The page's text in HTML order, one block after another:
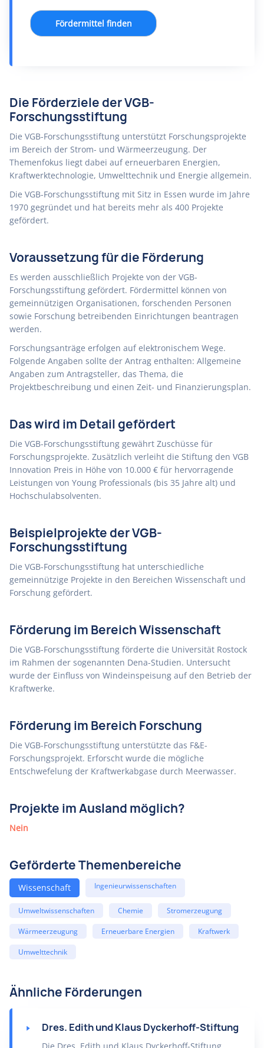
Fördermittel finden
Die Förderziele der VGB-
Forschungsstiftung
Die VGB-Forschungsstiftung unterstützt Forschungsprojekte
im Bereich der Strom- und Wärmeerzeugung. Der
Themenfokus liegt dabei auf erneuerbaren Energien,
Kraftwerktechnologie, Umwelttechnik und Energie allgemein.
Die VGB-Forschungsstiftung mit Sitz in Essen wurde im Jahre
1970 gegründet und hat bereits mehr als 400 Projekte
gefördert.
Voraussetzung für die Förderung
Es werden ausschließlich Projekte von der VGB-
Forschungsstiftung gefördert. Fördermittel können von
gemeinnützigen Organisationen, forschenden Personen
sowie Forschung betreibenden Einrichtungen beantragen
werden.
Forschungsanträge erfolgen auf elektronischem Wege.
Folgende Angaben sollte der Antrag enthalten: Allgemeine
Angaben zum Antragsteller, das Thema, die
Projektbeschreibung und einen Zeit- und Finanzierungsplan.
Das wird im Detail gefördert
Die VGB-Forschungsstiftung gewährt Zuschüsse für
Forschungsprojekte. Zusätzlich verleiht die Stiftung den VGB
Innovation Preis in Höhe von 10.000 € für hervorragende
Leistungen von Young Professionals (bis 35 Jahre alt) und
Hochschulabsolventen.
Beispielprojekte der VGB-
Forschungsstiftung
Die VGB-Forschungsstiftung hat unterschiedliche
gemeinnützige Projekte in den Bereichen Wissenschaft und
Forschung gefördert.
Förderung im Bereich Wissenschaft
Die VGB-Forschungsstiftung förderte die Universität Rostock
im Rahmen der sogenannten Dena-Studien. Untersucht
wurde der Einfluss von Windeinspeisung auf den Betrieb der
Kraftwerke.
Förderung im Bereich Forschung
Die VGB-Forschungsstiftung unterstützte das F&E-
Forschungsprojekt. Erforscht wurde die mögliche
Entschwefelung der Kraftwerkabgase durch Meerwasser.
Projekte im Ausland möglich?
Nein
Geförderte Themenbereiche
Wissenschaft Ingenieurwissenschaften
Umweltwissenschaften Chemie Stromerzeugung
Wärmeerzeugung Erneuerbare Energien Kraftwerk
Umwelttechnik
Ähnliche Förderungen
Dres. Edith und Klaus Dyckerhoff-Stiftung